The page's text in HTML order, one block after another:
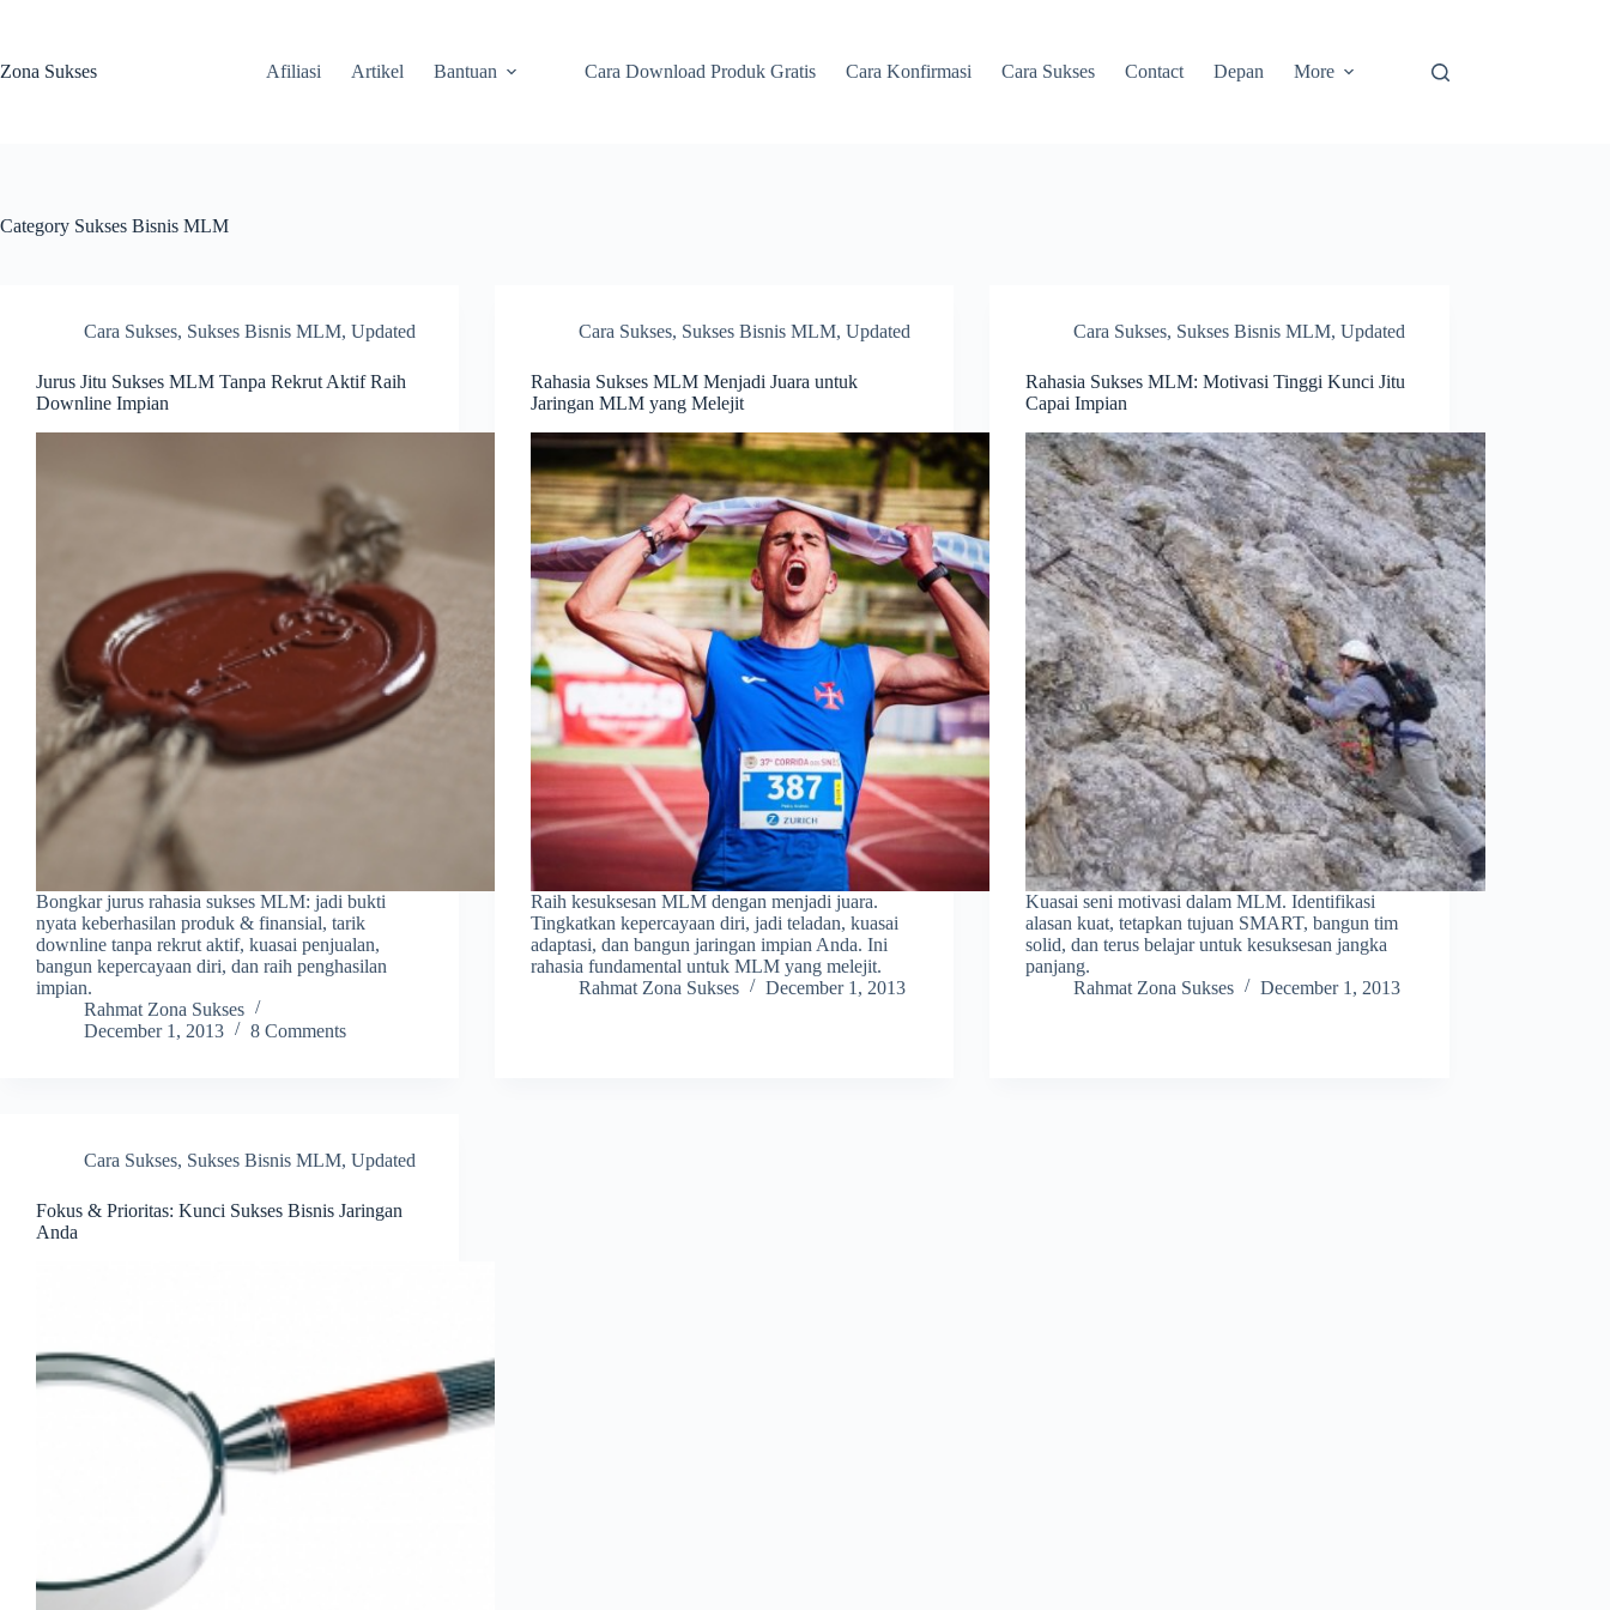
Zona Sukses
Afiliasi Artikel Bantuan Cara Download Produk Gratis Cara Konfirmasi Cara Sukses Contact Depan More
Category Sukses Bisnis MLM
Cara Sukses, Sukses Bisnis MLM, Updated
Jurus Jitu Sukses MLM Tanpa Rekrut Aktif Raih
Downline Impian
Bongkar jurus rahasia sukses MLM: jadi bukti
nyata keberhasilan produk & finansial, tarik
downline tanpa rekrut aktif, kuasai penjualan,
bangun kepercayaan diri, dan raih penghasilan
impian.
Rahmat Zona Sukses
December 1, 2013
8 Comments
Cara Sukses, Sukses Bisnis MLM,Updated
Rahasia Sukses MLM Menjadi Juara untuk
Jaringan MLM yang Melejit
Raih kesuksesan MLM dengan menjadi juara.
Tingkatkan kepercayaan diri, jadi teladan, kuasai
adaptasi, dan bangun jaringan impian Anda. Ini
rahasia fundamental untuk MLM yang melejit.
Rahmat Zona Sukses
December 1, 2013
Cara Sukses, Sukses Bisnis MLM,Updated
Rahasia Sukses MLM: Motivasi Tinggi Kunci Jitu
Capai Impian
Kuasai seni motivasi dalam MLM. Identifikasi
alasan kuat, tetapkan tujuan SMART, bangun tim
solid, dan terus belajar untuk kesuksesan jangka
panjang.
Rahmat Zona Sukses
December 1, 2013
Cara Sukses, Sukses Bisnis MLM, Updated
Fokus & Prioritas: Kunci Sukses Bisnis Jaringan
Anda